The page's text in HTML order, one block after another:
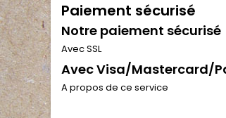
Paiement sécurisé
Notre paiement sécurisé
Avec SSL
Avec Visa/Mastercard/
A propos de ce service